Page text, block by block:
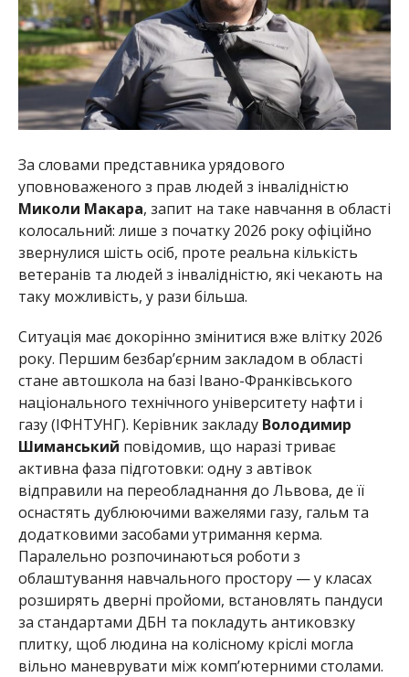
За словами представника урядового
уповноваженого з прав людей з інвалідністю
Миколи Макара, запит на таке навчання в області
колосальний: лише з початку 2026 року офіційно
звернулися шість осіб, проте реальна кількість
ветеранів та людей з інвалідністю, які чекають на
таку можливість, у рази більша.
Ситуація має докорінно змінитися вже влітку 2026
року. Першим безбар’єрним закладом в області
стане автошкола на базі Івано-Франківського
національного технічного університету нафти і
газу (ІФНТУНГ). Керівник закладу Володимир
Шиманський повідомив, що наразі триває
активна фаза підготовки: одну з автівок
відправили на переобладнання до Львова, де її
оснастять дублюючими важелями газу, гальм та
додатковими засобами утримання керма.
Паралельно розпочинаються роботи з
облаштування навчального простору — у класах
розширять дверні пройоми, встановлять пандуси
за стандартами ДБН та покладуть антиковзку
плитку, щоб людина на колісному кріслі могла
вільно маневрувати між комп’ютерними столами.